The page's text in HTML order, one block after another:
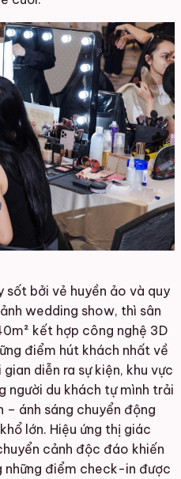
sốt bởi vẻ huyền ảo và quy
wedding show, thì sân
kết hợp công nghệ 3D
điểm hút khách nhất về
diễn ra sự kiện, khu vực
người du khách tự mình trải
– ánh sáng chuyển động
lớn. Hiệu ứng thị giác
cảnh độc đáo khiến
điểm check-in được